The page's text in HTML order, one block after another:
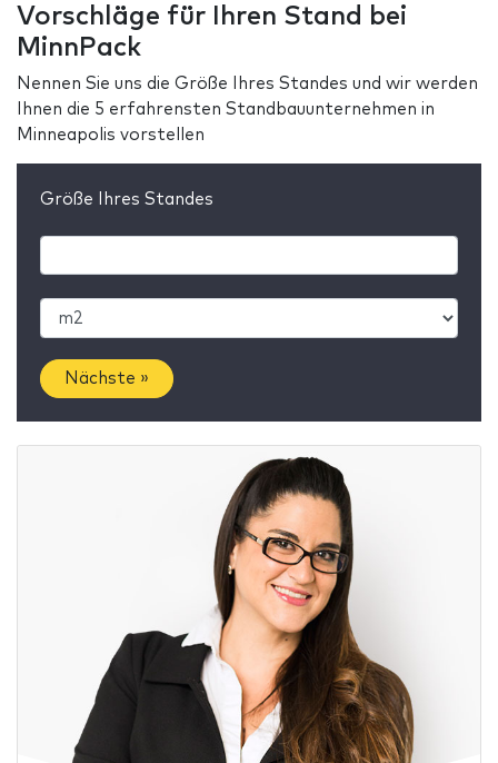
Vorschläge für Ihren Stand bei
MinnPack
Nennen Sie uns die Größe Ihres Standes und wir werden
Ihnen die 5 erfahrensten Standbauunternehmen in
Minneapolis vorstellen
Größe Ihres Standes
Nächste »